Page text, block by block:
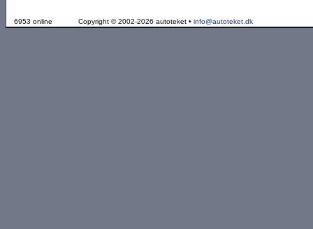
6953 online Copyright © 2002-2026 autoteket • info@autoteket.dk